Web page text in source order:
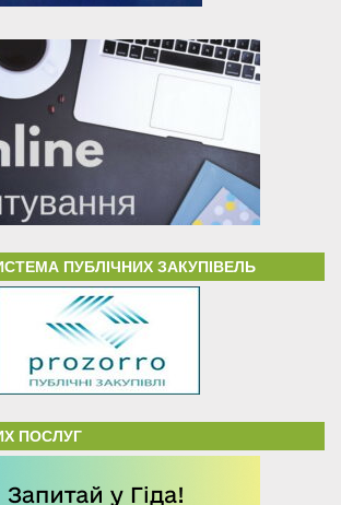
ПУБЛІЧНИХ ЗАКУПІВЕЛЬ
ПОСЛУГ